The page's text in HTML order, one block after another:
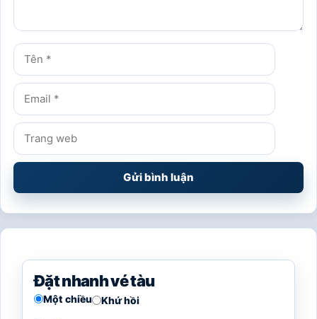
Tên
Email
Trang
web
Đặt nhanh vé tàu
Một chiều Khứ hồi